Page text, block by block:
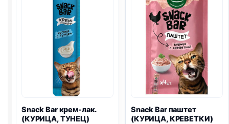
Snack Bar крем-лак.
(КУРИЦА, ТУНЕЦ)
Snack Bar паштет
(КУРИЦА, КРЕВЕТКИ)